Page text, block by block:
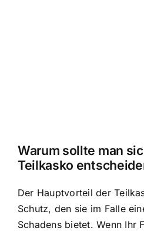
Warum sollte man
Teilkasko
Der Hauptvorteil der
Schutz, den sie im Falle
Schadens bietet. Wenn Ihr